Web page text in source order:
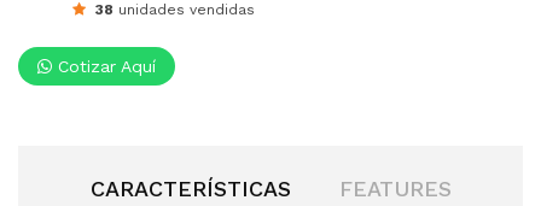
38 unidades vendidas
Cotizar Aquí
CARACTERÍSTICAS
FEATURES